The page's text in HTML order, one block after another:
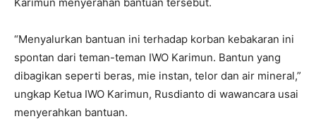
“Menyalurkan bantuan ini terhadap korban kebakaran ini
spontan dari teman-teman IWO Karimun. Bantun yang
dibagikan seperti beras, mie instan, telor dan air mineral,”
ungkap Ketua IWO Karimun, Rusdianto di wawancara usai
menyerahkan bantuan.